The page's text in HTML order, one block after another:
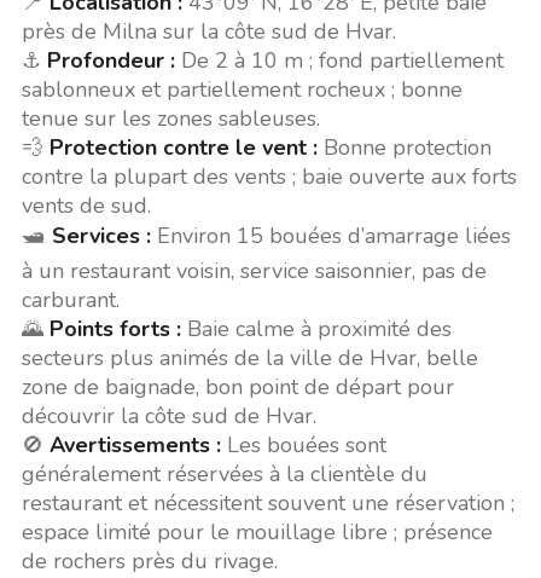
près de Milna sur la côte sud de Hvar.
⚓ Profondeur :De 2 à 10 m ; fond partiellement
sablonneux et partiellement rocheux ; bonne
tenue sur les zones sableuses.
💨 Protection contre le vent :Bonne protection
contre la plupart des vents ; baie ouverte aux forts
vents de sud.
🛥️ Services :Environ 15 bouées d’amarrage liées
à un restaurant voisin, service saisonnier, pas de
carburant.
🌄 Points forts :Baie calme à proximité des
secteurs plus animés de la ville de Hvar, belle
zone de baignade, bon point de départ pour
découvrir la côte sud de Hvar.
🚫 Avertissements :Les bouées sont
généralement réservées à la clientèle du
restaurant et nécessitent souvent une réservation ;
espace limité pour le mouillage libre ; présence
de rochers près du rivage.